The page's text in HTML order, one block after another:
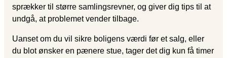
sprækker til større samlingsrevner, og giver dig tips til at
undgå, at problemet vender tilbage.
Uanset om du vil sikre boligens værdi før et salg, eller
du blot ønsker en pænere stue, tager det dig kun få timer